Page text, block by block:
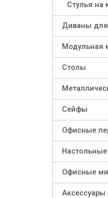
Стулья на
Диваны
Модульная
Столы
Сейфы
Офисные
Офисные
Аксессуары